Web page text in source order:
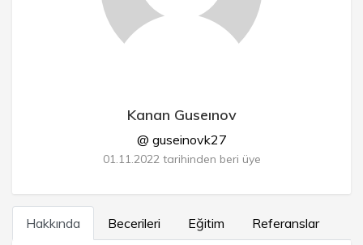
Kanan Guseınov
@ guseinovk27
01.11.2022 tarihinden beri üye
Hakkında Becerileri Eğitim Referanslar